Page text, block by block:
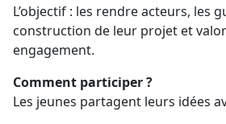
L’objectif : les rendre acteurs, les
construction de leur projet et
engagement.
Comment participer ?
Les jeunes partagent leurs idées